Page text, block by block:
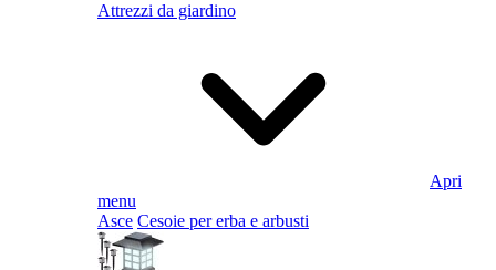
Attrezzi da giardino
Apri
menu
Asce Cesoie per erba e arbusti